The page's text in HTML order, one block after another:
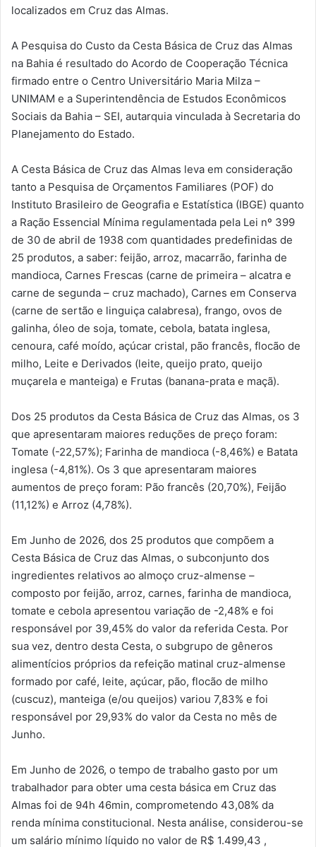
localizados em Cruz das Almas.
A Pesquisa do Custo da Cesta Básica de Cruz das Almas
na Bahia é resultado do Acordo de Cooperação Técnica
firmado entre o Centro Universitário Maria Milza –
UNIMAM e a Superintendência de Estudos Econômicos
Sociais da Bahia – SEI, autarquia vinculada à Secretaria do
Planejamento do Estado.
A Cesta Básica de Cruz das Almas leva em consideração
tanto a Pesquisa de Orçamentos Familiares (POF) do
Instituto Brasileiro de Geografia e Estatística (IBGE) quanto
a Ração Essencial Mínima regulamentada pela Lei nº 399
de 30 de abril de 1938 com quantidades predefinidas de
25 produtos, a saber: feijão, arroz, macarrão, farinha de
mandioca, Carnes Frescas (carne de primeira – alcatra e
carne de segunda – cruz machado), Carnes em Conserva
(carne de sertão e linguiça calabresa), frango, ovos de
galinha, óleo de soja, tomate, cebola, batata inglesa,
cenoura, café moído, açúcar cristal, pão francês, flocão de
milho, Leite e Derivados (leite, queijo prato, queijo
muçarela e manteiga) e Frutas (banana-prata e maçã).
Dos 25 produtos da Cesta Básica de Cruz das Almas, os 3
que apresentaram maiores reduções de preço foram:
Tomate (-22,57%); Farinha de mandioca (-8,46%) e Batata
inglesa (-4,81%). Os 3 que apresentaram maiores
aumentos de preço foram: Pão francês (20,70%), Feijão
(11,12%) e Arroz (4,78%).
Em Junho de 2026, dos 25 produtos que compõem a
Cesta Básica de Cruz das Almas, o subconjunto dos
ingredientes relativos ao almoço cruz-almense –
composto por feijão, arroz, carnes, farinha de mandioca,
tomate e cebola apresentou variação de -2,48% e foi
responsável por 39,45% do valor da referida Cesta. Por
sua vez, dentro desta Cesta, o subgrupo de gêneros
alimentícios próprios da refeição matinal cruz-almense
formado por café, leite, açúcar, pão, flocão de milho
(cuscuz), manteiga (e/ou queijos) variou 7,83% e foi
responsável por 29,93% do valor da Cesta no mês de
Junho.
Em Junho de 2026, o tempo de trabalho gasto por um
trabalhador para obter uma cesta básica em Cruz das
Almas foi de 94h 46min, comprometendo 43,08% da
renda mínima constitucional. Nesta análise, considerou-se
um salário mínimo líquido no valor de R$ 1.499,43 ,